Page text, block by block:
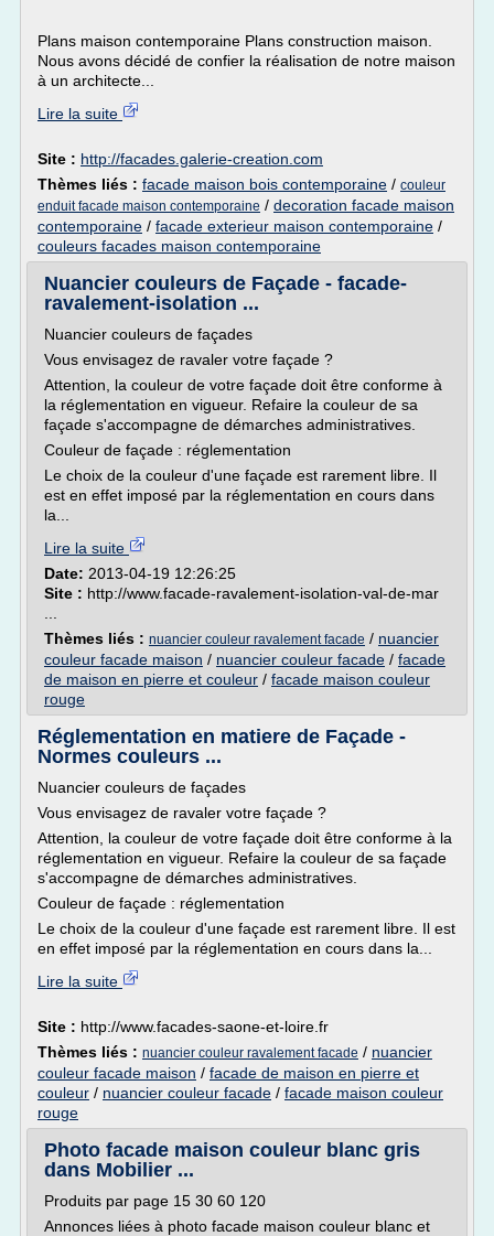
Plans maison contemporaine Plans construction maison.
Nous avons décidé de confier la réalisation de notre maison
à un architecte...
Lire la suite
Site : http://facades.galerie-creation.com
Thèmes liés : facade maison bois contemporaine / couleur
enduit facade maison contemporaine / decoration facade maison
contemporaine / facade exterieur maison contemporaine /
couleurs facades maison contemporaine
Nuancier couleurs de Façade - facade-
ravalement-isolation ...
Nuancier couleurs de façades
Vous envisagez de ravaler votre façade ?
Attention, la couleur de votre façade doit être conforme à
la réglementation en vigueur. Refaire la couleur de sa
façade s'accompagne de démarches administratives.
Couleur de façade : réglementation
Le choix de la couleur d'une façade est rarement libre. Il
est en effet imposé par la réglementation en cours dans
la...
Lire la suite
Date: 2013-04-19 12:26:25
Site : http://www.facade-ravalement-isolation-val-de-mar
Thèmes liés : nuancier couleur ravalement facade / nuancier
couleur facade maison / nuancier couleur facade / facade
de maison en pierre et couleur / facade maison couleur
rouge
Réglementation en matiere de Façade -
Normes couleurs ...
Nuancier couleurs de façades
Vous envisagez de ravaler votre façade ?
Attention, la couleur de votre façade doit être conforme à la
réglementation en vigueur. Refaire la couleur de sa façade
s'accompagne de démarches administratives.
Couleur de façade : réglementation
Le choix de la couleur d'une façade est rarement libre. Il est
en effet imposé par la réglementation en cours dans la...
Lire la suite
Site : http://www.facades-saone-et-loire.fr
Thèmes liés : nuancier couleur ravalement facade / nuancier
couleur facade maison / facade de maison en pierre et
couleur / nuancier couleur facade / facade maison couleur
rouge
Photo facade maison couleur blanc gris
dans Mobilier ...
Produits par page 15 30 60 120
Annonces liées à photo facade maison couleur blanc et